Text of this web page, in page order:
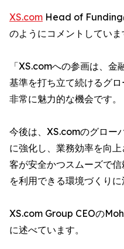
XS.com Head of Funding
のようにコメントしていま
「XS.comへの参画は、
基準を打ち立て続けるグ
非常に魅力的な機会です。
今後は、XS.comのグロー
に強化し、業務効率を向
客が安全かつスムーズで
を利用できる環境づくりに
XS.com Group CEOの
に述べています。